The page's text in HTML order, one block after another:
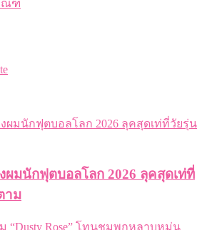
ณฑ์
ผมนักฟุตบอลโลก 2026 ลุคสุดเท่ที่
าม